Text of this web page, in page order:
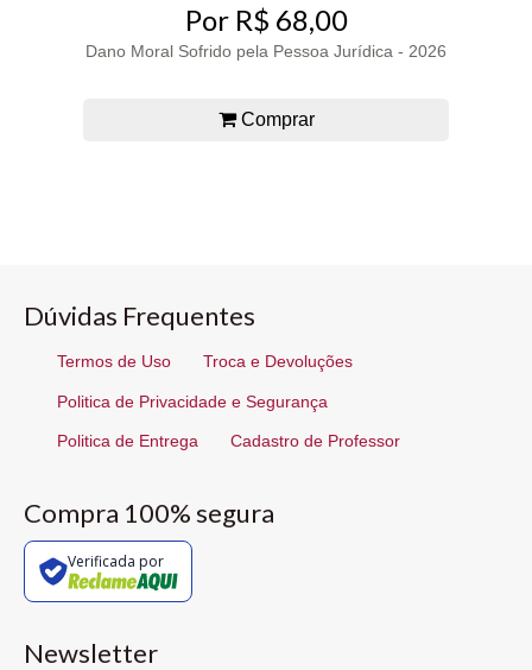
Por R$ 68,00
Dano Moral Sofrido pela Pessoa Jurídica - 2026
Comprar
Dúvidas Frequentes
Termos de Uso Troca e Devoluções
Politica de Privacidade e Segurança
Politica de Entrega Cadastro de Professor
Compra 100% segura
Verificada por
Newsletter